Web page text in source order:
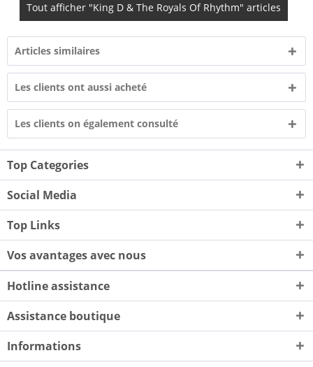
Tout afficher "King D & The Royals Of Rhythm" articles
Articles similaires
Les clients ont aussi acheté
Les clients on également consulté
Top Categories
Social Media
Top Links
Vos avantages avec nous
Hotline assistance
Assistance boutique
Informations